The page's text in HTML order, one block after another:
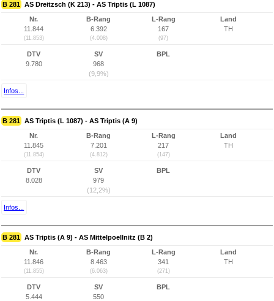
B 281 AS Dreitzsch (K 213) - AS Triptis (L 1087)
Nr.
11.844
(11.853)
B-Rang
6.392
(4.008)
L-Rang
167
(97)
Land
TH
DTV
9.780
SV
968
(9,9%)
BPL
Infos...
B 281 AS Triptis (L 1087) - AS Triptis (A 9)
Nr.
11.845
(11.854)
B-Rang
7.201
(4.812)
L-Rang
217
(147)
Land
TH
DTV
8.028
SV
979
(12,2%)
BPL
Infos...
B 281 AS Triptis (A 9) - AS Mittelpoellnitz (B 2)
Nr.
11.846
(11.855)
B-Rang
8.463
(6.063)
L-Rang
341
(271)
Land
TH
DTV
5.444
SV
550
BPL